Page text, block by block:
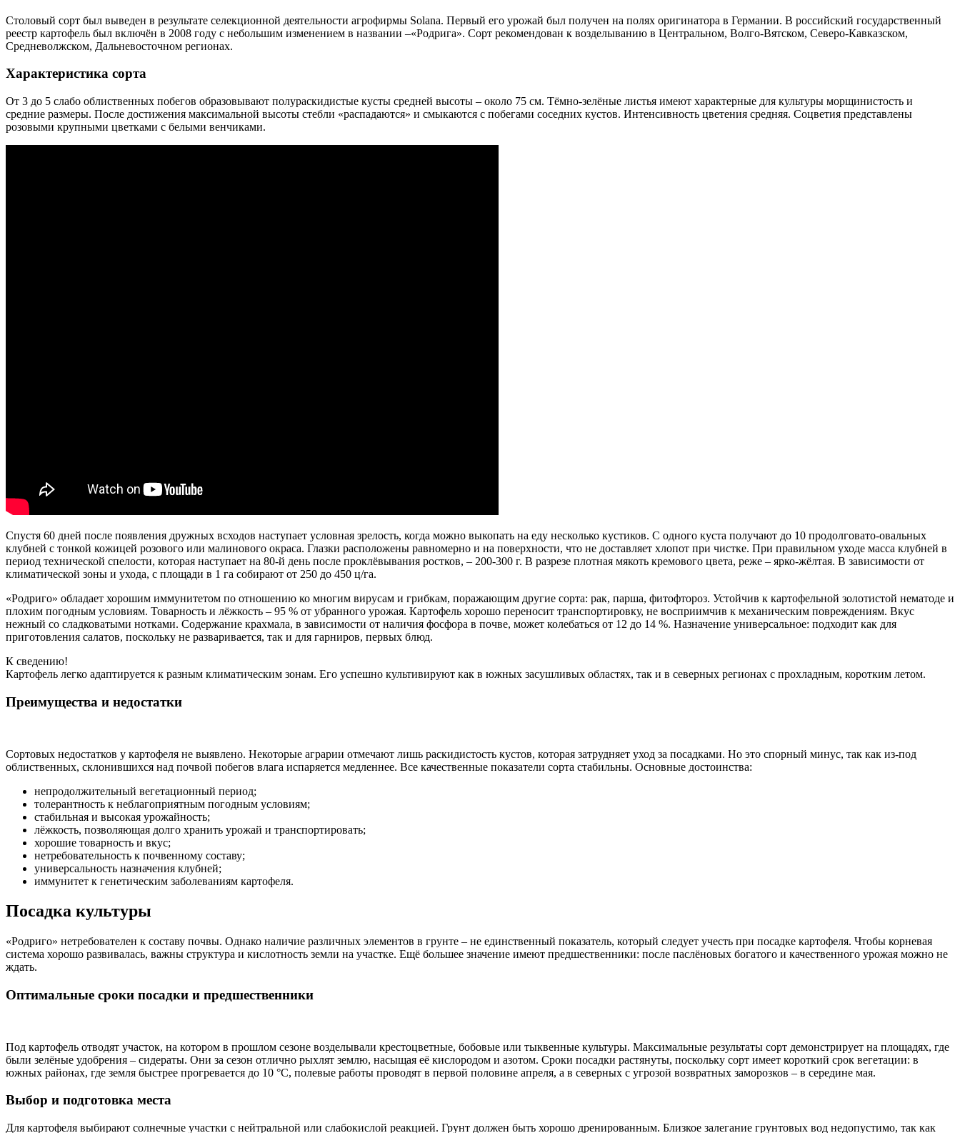
Столовый сорт был выведен в результате селекционной деятельности агрофирмы Solana. Первый его урожай был получен на полях оригинатора в Германии. В российский государственный
реестр картофель был включён в 2008 году с небольшим изменением в названии –«Родрига». Сорт рекомендован к возделыванию в Центральном, Волго-Вятском, Северо-Кавказском,
Средневолжском, Дальневосточном регионах.
Характеристика сорта
От 3 до 5 слабо облиственных побегов образовывают полураскидистые кусты средней высоты – около 75 см. Тёмно-зелёные листья имеют характерные для культуры морщинистость и
средние размеры. После достижения максимальной высоты стебли «распадаются» и смыкаются с побегами соседних кустов. Интенсивность цветения средняя. Соцветия представлены
розовыми крупными цветками с белыми венчиками.
Спустя 60 дней после появления дружных всходов наступает условная зрелость, когда можно выкопать на еду несколько кустиков. С одного куста получают до 10 продолговато-овальных
клубней с тонкой кожицей розового или малинового окраса. Глазки расположены равномерно и на поверхности, что не доставляет хлопот при чистке. При правильном уходе масса клубней в
период технической спелости, которая наступает на 80-й день после проклёвывания ростков, – 200-300 г. В разрезе плотная мякоть кремового цвета, реже – ярко-жёлтая. В зависимости от
климатической зоны и ухода, с площади в 1 га собирают от 250 до 450 ц/га.
«Родриго» обладает хорошим иммунитетом по отношению ко многим вирусам и грибкам, поражающим другие сорта: рак, парша, фитофтороз. Устойчив к картофельной золотистой нематоде и
плохим погодным условиям. Товарность и лёжкость – 95 % от убранного урожая. Картофель хорошо переносит транспортировку, не восприимчив к механическим повреждениям. Вкус
нежный со сладковатыми нотками. Содержание крахмала, в зависимости от наличия фосфора в почве, может колебаться от 12 до 14 %. Назначение универсальное: подходит как для
приготовления салатов, поскольку не разваривается, так и для гарниров, первых блюд.
К сведению!
Картофель легко адаптируется к разным климатическим зонам. Его успешно культивируют как в южных засушливых областях, так и в северных регионах с прохладным, коротким летом.
Преимущества и недостатки
Сортовых недостатков у картофеля не выявлено. Некоторые аграрии отмечают лишь раскидистость кустов, которая затрудняет уход за посадками. Но это спорный минус, так как из-под
облиственных, склонившихся над почвой побегов влага испаряется медленнее. Все качественные показатели сорта стабильны. Основные достоинства:
непродолжительный вегетационный период;
толерантность к неблагоприятным погодным условиям;
стабильная и высокая урожайность;
лёжкость, позволяющая долго хранить урожай и транспортировать;
хорошие товарность и вкус;
нетребовательность к почвенному составу;
универсальность назначения клубней;
иммунитет к генетическим заболеваниям картофеля.
Посадка культуры
«Родриго» нетребователен к составу почвы. Однако наличие различных элементов в грунте – не единственный показатель, который следует учесть при посадке картофеля. Чтобы корневая
система хорошо развивалась, важны структура и кислотность земли на участке. Ещё большее значение имеют предшественники: после паслёновых богатого и качественного урожая можно не
ждать.
Оптимальные сроки посадки и предшественники
Под картофель отводят участок, на котором в прошлом сезоне возделывали крестоцветные, бобовые или тыквенные культуры. Максимальные результаты сорт демонстрирует на площадях, где
были зелёные удобрения – сидераты. Они за сезон отлично рыхлят землю, насыщая её кислородом и азотом. Сроки посадки растянуты, поскольку сорт имеет короткий срок вегетации: в
южных районах, где земля быстрее прогревается до 10 °C, полевые работы проводят в первой половине апреля, а в северных с угрозой возвратных заморозков – в середине мая.
Выбор и подготовка места
Для картофеля выбирают солнечные участки с нейтральной или слабокислой реакцией. Грунт должен быть хорошо дренированным. Близкое залегание грунтовых вод недопустимо, так как